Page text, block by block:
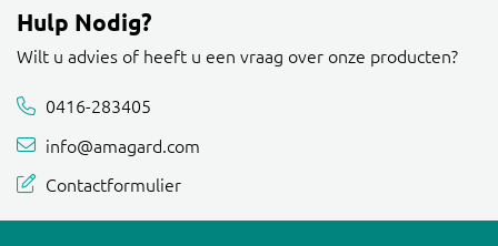
Hulp Nodig?
Wilt u advies of heeft u een vraag over onze producten?
0416-283405
info@amagard.com
Contactformulier